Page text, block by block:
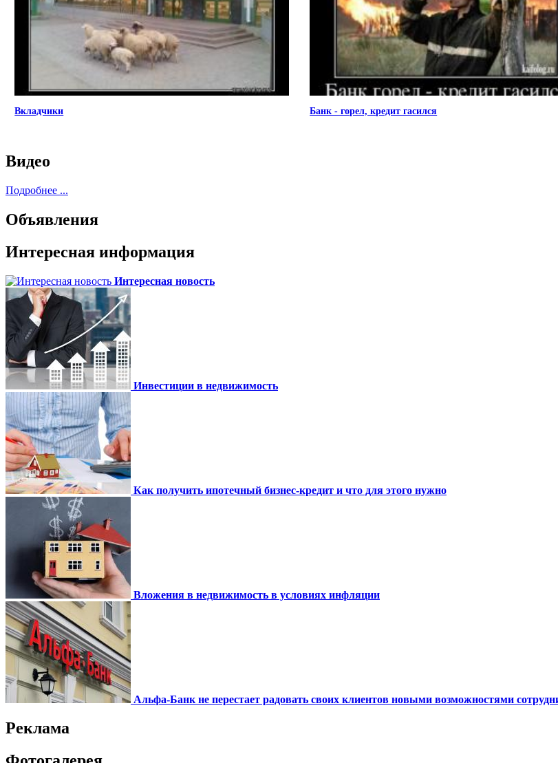
Вкладчики Банк - горел, кредит гасился
Видео
Подробнее ...
Объявления
Интересная информация
Интересная новость
Инвестиции в недвижимость
Как получить ипотечный бизнес-кредит и что для этого нужно
Вложения в недвижимость в условиях инфляции
Альфа-Банк не перестает радовать своих клиентов новыми возможностями
Реклама